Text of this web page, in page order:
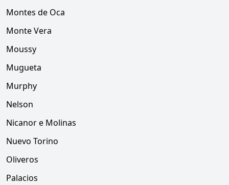
Montes de Oca
Monte Vera
Moussy
Mugueta
Murphy
Nelson
Nicanor e Molinas
Nuevo Torino
Oliveros
Palacios